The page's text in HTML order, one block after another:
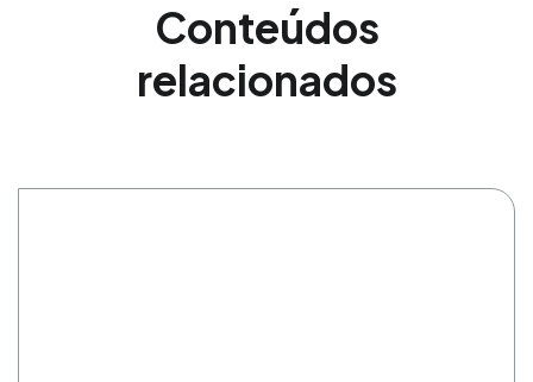
Conteúdos
relacionados